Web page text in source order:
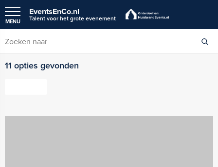
EventsEnCo.nl
Talent voor het grote evenement
MENU
11 opties gevonden